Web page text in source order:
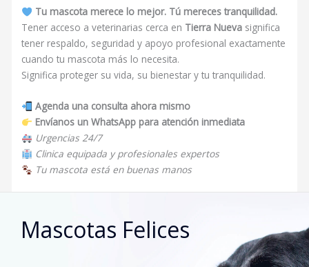
Tu mascota merece lo mejor. Tú mereces tranquilidad.
Tener acceso a veterinarias cerca en Tierra Nueva significa
tener respaldo, seguridad y apoyo profesional exactamente
cuando tu mascota más lo necesita.
Significa proteger su vida, su bienestar y tu tranquilidad.
Agenda una consulta ahora mismo
Envíanos un WhatsApp para atención inmediata
Urgencias 24/7
Clinica equipada y profesionales expertos
Tu mascota está en buenas manos
Mascotas Felices